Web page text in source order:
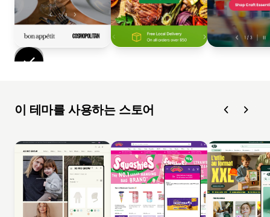
이 테마를 사용하는 스토어